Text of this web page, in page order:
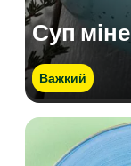
Суп
Важкий